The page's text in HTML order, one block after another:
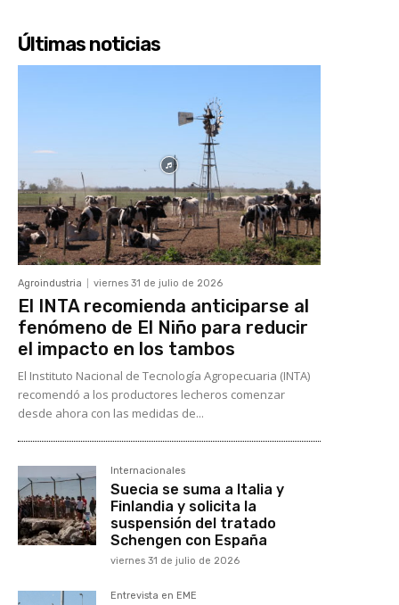
Últimas noticias
Agroindustria viernes 31 de julio de 2026
El INTA recomienda anticiparse al
fenómeno de El Niño para reducir
el impacto en los tambos
El Instituto Nacional de Tecnología Agropecuaria (INTA)
recomendó a los productores lecheros comenzar
desde ahora con las medidas de...
Internacionales
Suecia se suma a Italia y
Finlandia y solicita la
suspensión del tratado
Schengen con España
viernes 31 de julio de 2026
Entrevista en EME